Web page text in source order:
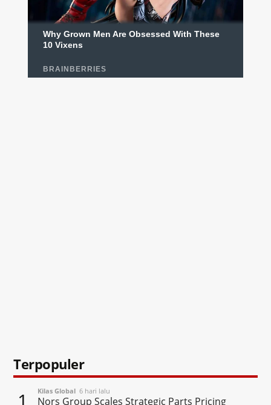
Terpopuler
Kilas Global 6 hari lalu
Nors Group Scales Strategic Parts Pricing